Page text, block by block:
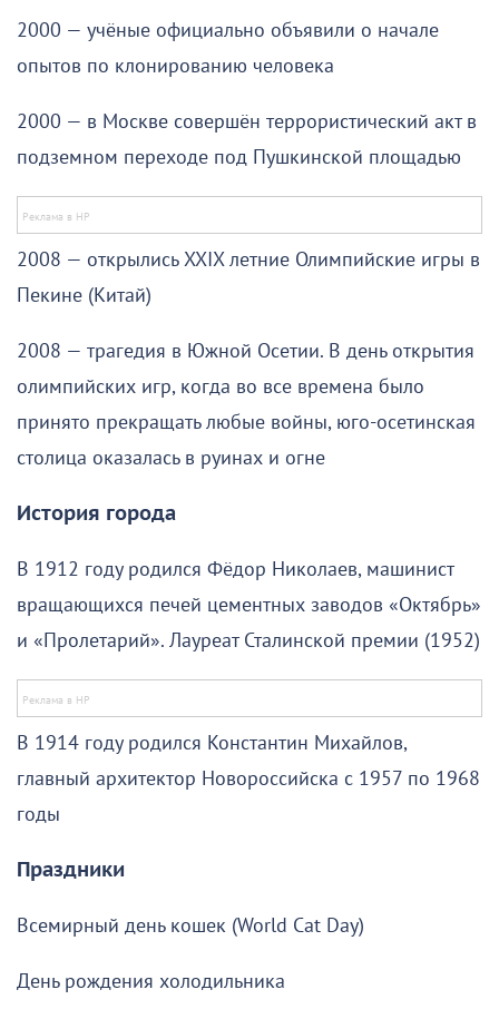
2000 — учёные официально объявили о начале
опытов по клонированию человека
2000 — в Москве совершён террористический акт в
подземном переходе под Пушкинской площадью
2008 — открылись XXIX летние Олимпийские игры в
Пекине (Китай)
2008 — трагедия в Южной Осетии. В день открытия
олимпийских игр, когда во все времена было
принято прекращать любые войны, юго-осетинская
столица оказалась в руинах и огне
История города
В 1912 году родился Фёдор Николаев, машинист
вращающихся печей цементных заводов «Октябрь»
и «Пролетарий». Лауреат Сталинской премии (1952)
В 1914 году родился Константин Михайлов,
главный архитектор Новороссийска с 1957 по 1968
годы
Праздники
Всемирный день кошек (World Cat Day)
День рождения холодильника